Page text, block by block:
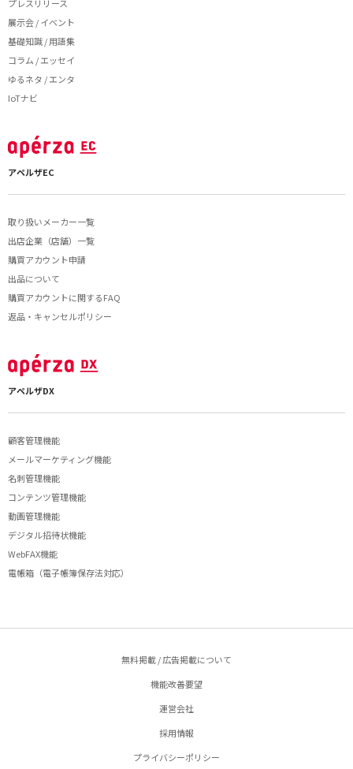
プレスリリース
展示会 / イベント
基礎知識 / 用語集
コラム / エッセイ
ゆるネタ / エンタ
IoTナビ
アペルザEC
取り扱いメーカー一覧
出店企業（店舗）一覧
購買アカウント申請
出品について
購買アカウントに関するFAQ
返品・キャンセルポリシー
アペルザDX
顧客管理機能
メールマーケティング機能
名刺管理機能
コンテンツ管理機能
動画管理機能
デジタル招待状機能
WebFAX機能
電帳箱（電子帳簿保存法対応）
無料掲載 / 広告掲載について
機能改善要望
運営会社
採用情報
プライバシーポリシー